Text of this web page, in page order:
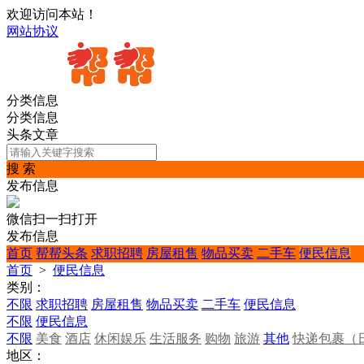
欢迎访问本站！
网站协议
分类信息
分类信息
头条文章
搜 索
发布信息
微信扫一扫打开
发布信息
首页 帮帮头条 求职招聘 房屋租售 物品买卖 二手车 便民信息
首页 > 便民信息
类别：
不限 求职招聘 房屋租售 物品买卖 二手车 便民信息
不限 便民信息
不限 美食 酒店 休闲娱乐 生活服务 购物 旅游 其他 快递包裹（
地区：